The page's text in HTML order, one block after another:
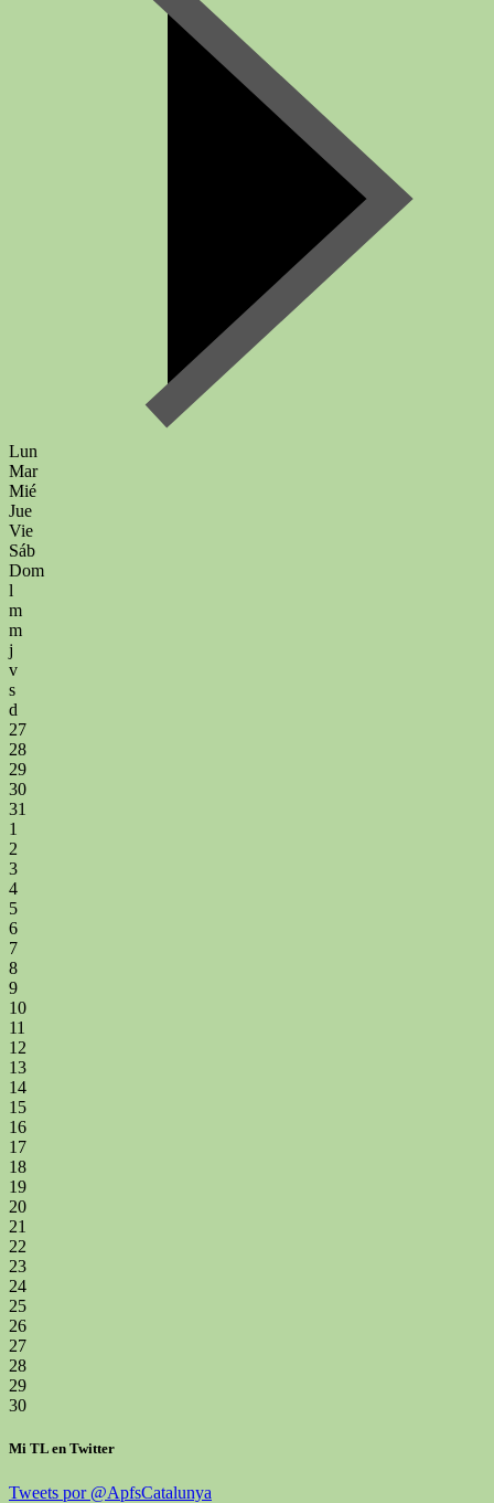
Lun
Mar
Mié
Jue
Vie
Sáb
Dom
l
m
m
j
v
s
d
27
28
29
30
31
1
2
3
4
5
6
7
8
9
10
11
12
13
14
15
16
17
18
19
20
21
22
23
24
25
26
27
28
29
30
Mi TL en Twitter
Tweets por @ApfsCatalunya